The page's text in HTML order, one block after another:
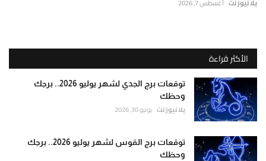
يلا نيوز نت أغسطس 7, 2026
الأكثر قراءة
توقعات برج الجدي لشهر يوليو 2026.. برجك
وحظك
يلا نيوز نت يونيو 30, 2026
توقعات برج القوس لشهر يوليو 2026.. برجك
وحظك